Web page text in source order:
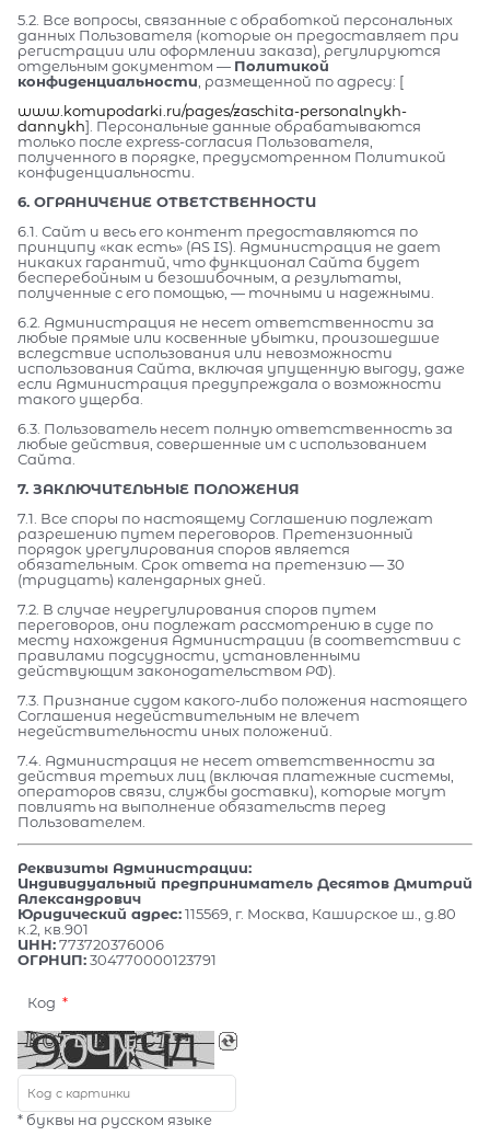
5.2. Все вопросы, связанные с обработкой персональных
данных Пользователя (которые он предоставляет при
регистрации или оформлении заказа), регулируются
отдельным документом — Политикой
конфиденциальности , размещенной по адресу: [
www.komupodarki.ru/pages/zaschita-personalnykh-
dannykh]. Персональные данные обрабатываются
только после express-согласия Пользователя,
полученного в порядке, предусмотренном Политикой
конфиденциальности.
6. ОГРАНИЧЕНИЕ ОТВЕТСТВЕННОСТИ
6.1. Сайт и весь его контент предоставляются по
принципу «как есть» (AS IS). Администрация не дает
никаких гарантий, что функционал Сайта будет
бесперебойным и безошибочным, а результаты,
полученные с его помощью, — точными и надежными.
6.2. Администрация не несет ответственности за
любые прямые или косвенные убытки, произошедшие
вследствие использования или невозможности
использования Сайта, включая упущенную выгоду, даже
если Администрация предупреждала о возможности
такого ущерба.
6.3. Пользователь несет полную ответственность за
любые действия, совершенные им с использованием
Сайта.
7. ЗАКЛЮЧИТЕЛЬНЫЕ ПОЛОЖЕНИЯ
7.1. Все споры по настоящему Соглашению подлежат
разрешению путем переговоров. Претензионный
порядок урегулирования споров является
обязательным. Срок ответа на претензию — 30
(тридцать) календарных дней.
7.2. В случае неурегулирования споров путем
переговоров, они подлежат рассмотрению в суде по
месту нахождения Администрации (в соответствии с
правилами подсудности, установленными
действующим законодательством РФ).
7.3. Признание судом какого-либо положения настоящего
Соглашения недействительным не влечет
недействительности иных положений.
7.4. Администрация не несет ответственности за
действия третьих лиц (включая платежные системы,
операторов связи, службы доставки), которые могут
повлиять на выполнение обязательств перед
Пользователем.
Реквизиты Администрации:
Индивидуальный предприниматель Десятов Дмитрий
Александрович
Юридический адрес:115569, г. Москва, Каширское ш., д.80
к.2, кв.901
ИНН:773720376006
ОГРНИП:304770000123791
Код
* буквы на русском языке